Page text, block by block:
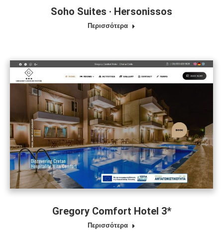
Soho Suites · Hersonissos
Περισσότερα
Gregory Comfort Hotel 3*
Περισσότερα